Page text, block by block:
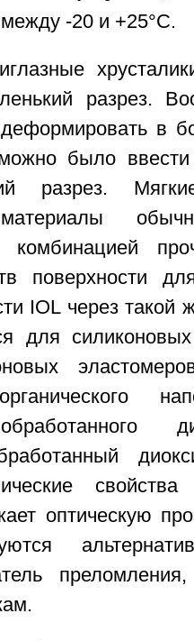
-20 и +25°С.
разрез.
в
было
разрез.
материалы
комбинацией
поверхности
IOL через такой
для
оптическую